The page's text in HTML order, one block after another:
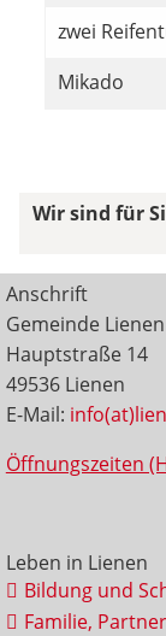
zwei
Mikado
Wir sind für
Anschrift
Gemeinde Lienen
Hauptstraße 14
49536 Lienen
E-Mail:
Öffnungszeiten
Leben in Lienen
Bildung und
Familie,